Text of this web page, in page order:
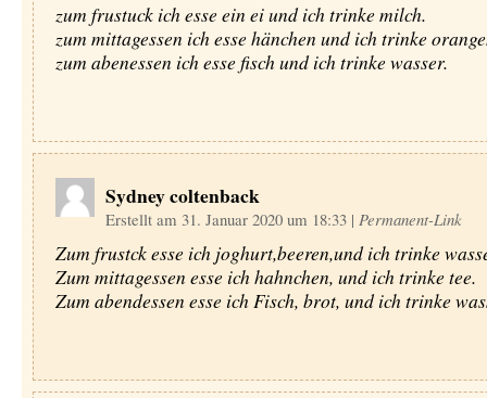
zum frustuck ich esse ein ei und ich trinke milch.
zum mittagessen ich esse hänchen und ich trinke
zum abenessen ich esse fisch und ich trinke wasser.
Sydney coltenback
Erstellt am 31. Januar 2020 um 18:33 | Permanent-Link
Zum frustck esse ich joghurt,beeren,und ich trinke
Zum mittagessen esse ich hahnchen, und ich trinke tee.
Zum abendessen esse ich Fisch, brot, und ich trinke